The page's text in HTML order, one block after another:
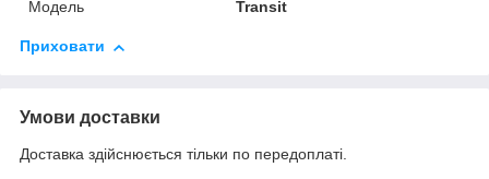
Модель
Transit
Приховати
Умови доставки
Доставка здійснюється тільки по передоплаті.